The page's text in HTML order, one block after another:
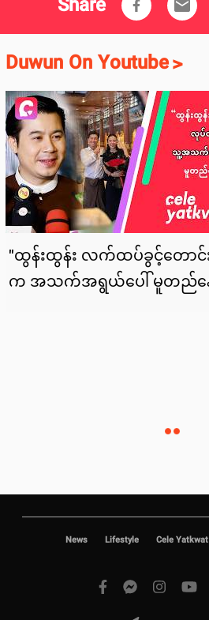
Share email
Duwun On Youtube>
News Lifestyle Cele Yatkwat